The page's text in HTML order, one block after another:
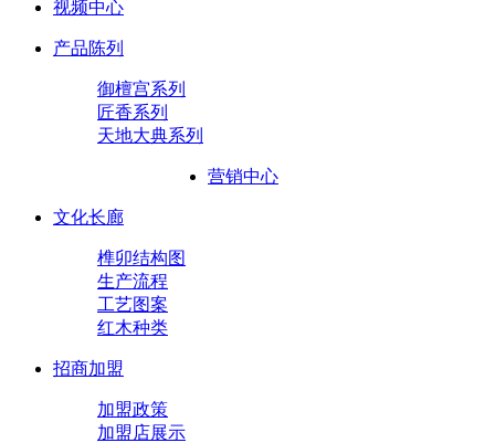
视频中心
产品陈列
御檀宫系列
匠香系列
天地大典系列
营销中心
文化长廊
榫卯结构图
生产流程
工艺图案
红木种类
招商加盟
加盟政策
加盟店展示